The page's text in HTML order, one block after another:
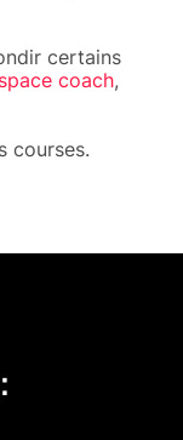
certains
coach,
courses.